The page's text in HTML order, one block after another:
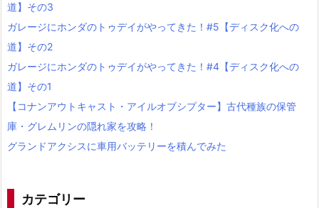
道】その3
ガレージにホンダのトゥデイがやってきた！#5【ディスク化への
道】その2
ガレージにホンダのトゥデイがやってきた！#4【ディスク化への
道】その1
【コナンアウトキャスト・アイルオブシプター】古代種族の保管
庫・グレムリンの隠れ家を攻略！
グランドアクシスに車用バッテリーを積んでみた
カテゴリー